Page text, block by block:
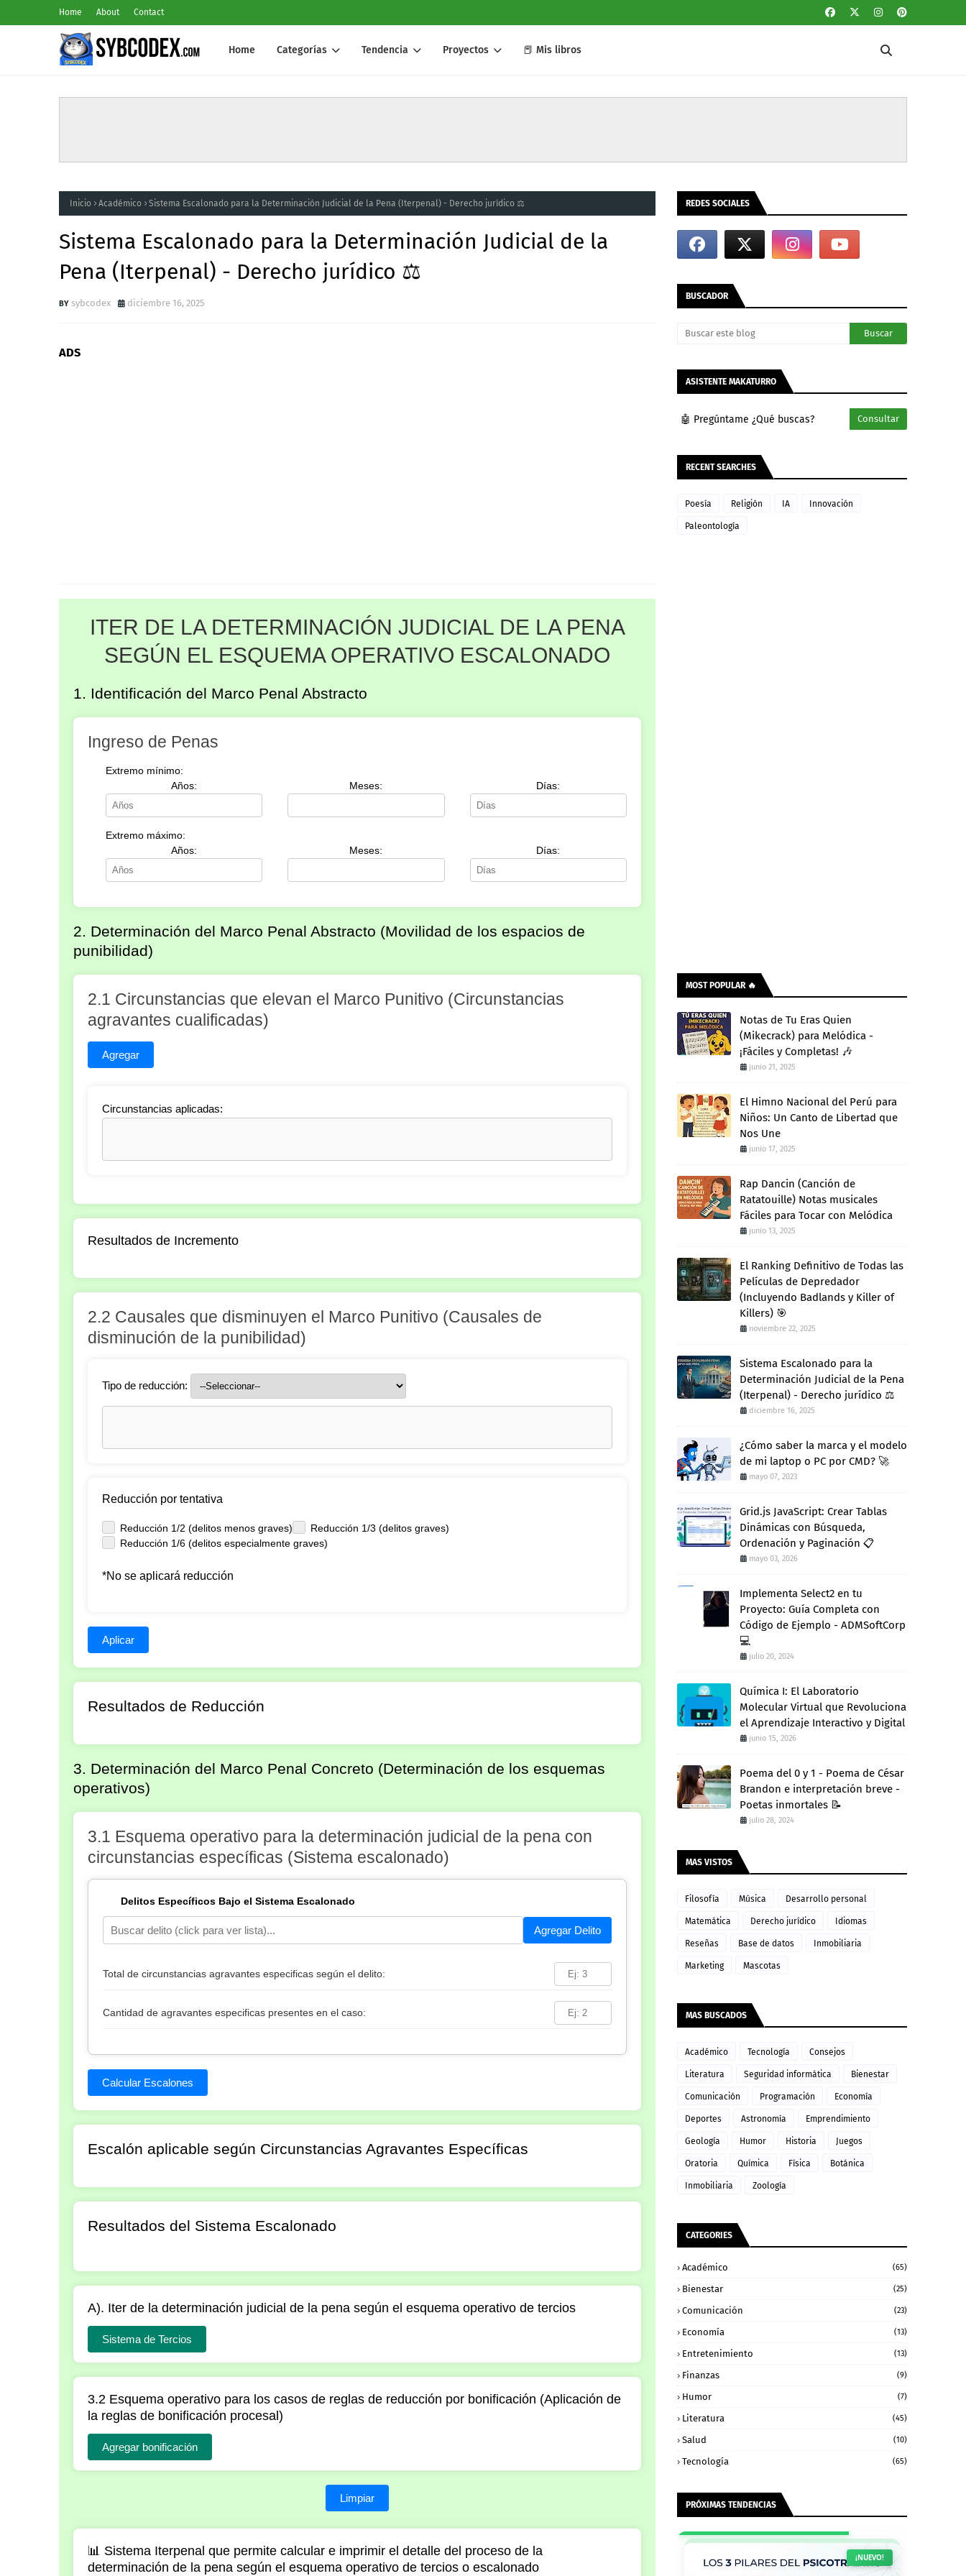
Home About Contact
Home Categorías Tendencia Proyectos 📕 Mis libros
Inicio Académico Sistema Escalonado para la Determinación Judicial de la Pena (Iterpenal) - Derecho jurídico ⚖️
Sistema Escalonado para la Determinación Judicial de la
Pena (Iterpenal) - Derecho jurídico ⚖️
sybcodex diciembre 16, 2025
ADS
ITER DE LA DETERMINACIÓN JUDICIAL DE LA PENA
SEGÚN EL ESQUEMA OPERATIVO ESCALONADO
1. Identificación del Marco Penal Abstracto
Ingreso de Penas
Extremo mínimo:
Años:
Meses: Días:
Extremo máximo:
Años:
Meses: Días:
2. Determinación del Marco Penal Abstracto (Movilidad de los espacios de
punibilidad)
2.1 Circunstancias que elevan el Marco Punitivo (Circunstancias
agravantes cualificadas)
Agregar
Circunstancias aplicadas:
Resultados de Incremento
2.2 Causales que disminuyen el Marco Punitivo (Causales de
disminución de la punibilidad)
Tipo de reducción:
Reducción por tentativa
Reducción 1/2 (delitos menos graves)
Reducción 1/3 (delitos graves)
Reducción 1/6 (delitos especialmente graves)
*No se aplicará reducción
Aplicar
Resultados de Reducción
3. Determinación del Marco Penal Concreto (Determinación de los esquemas
operativos)
3.1 Esquema operativo para la determinación judicial de la pena con
circunstancias específicas (Sistema escalonado)
Delitos Específicos Bajo el Sistema Escalonado
Agregar Delito
Total de circunstancias agravantes especificas según el delito:
Cantidad de agravantes especificas presentes en el caso:
Calcular Escalones
Escalón aplicable según Circunstancias Agravantes Específicas
Resultados del Sistema Escalonado
A). Iter de la determinación judicial de la pena según el esquema operativo de tercios
Sistema de Tercios
3.2 Esquema operativo para los casos de reglas de reducción por bonificación (Aplicación de
la reglas de bonificación procesal)
Agregar bonificación
Limpiar
📊 Sistema Iterpenal que permite calcular e imprimir el detalle del proceso de la
determinación de la pena según el esquema operativo de tercios o escalonado
REDES SOCIALES
BUSCADOR
ASISTENTE MAKATURRO
🤖 Pregúntame ¿Qué buscas? Consultar
RECENT SEARCHES
Poesía Religión IA Innovación
Paleontología
MOST POPULAR 🔥
Notas de Tu Eras Quien
(Mikecrack) para Melódica -
¡Fáciles y Completas! 🎶
junio 21, 2025
El Himno Nacional del Perú para
Niños: Un Canto de Libertad que
Nos Une
junio 17, 2025
Rap Dancin (Canción de
Ratatouille) Notas musicales
Fáciles para Tocar con Melódica
junio 13, 2025
El Ranking Definitivo de Todas las
Películas de Depredador
(Incluyendo Badlands y Killer of
Killers) 🎯
noviembre 22, 2025
Sistema Escalonado para la
Determinación Judicial de la Pena
(Iterpenal) - Derecho jurídico ⚖️
diciembre 16, 2025
¿Cómo saber la marca y el modelo
de mi laptop o PC por CMD? 🚀
mayo 07, 2023
Grid.js JavaScript: Crear Tablas
Dinámicas con Búsqueda,
Ordenación y Paginación 📋
mayo 03, 2026
Implementa Select2 en tu
Proyecto: Guía Completa con
Código de Ejemplo - ADMSoftCorp
💻
julio 20, 2024
Química I: El Laboratorio
Molecular Virtual que Revoluciona
el Aprendizaje Interactivo y Digital
junio 15, 2026
Poema del 0 y 1 - Poema de César
Brandon e interpretación breve -
Poetas inmortales 📝
julio 28, 2024
MAS VISTOS
Filosofía Música Desarrollo personal
Matemática Derecho jurídico Idiomas
Reseñas Base de datos Inmobiliaria
Marketing Mascotas
MAS BUSCADOS
Académico Tecnología Consejos
Literatura Seguridad informática Bienestar
Comunicación Programación Economía
Deportes Astronomía Emprendimiento
Geología Humor Historia Juegos
Oratoria Química Física Botánica
Inmobiliaria Zoología
CATEGORIES
Académico (65)
Bienestar (25)
Comunicación (23)
Economía (13)
Entretenimiento (13)
Finanzas (9)
Humor (7)
Literatura (45)
Salud (10)
Tecnología (65)
PRÓXIMAS TENDENCIAS
¡NUEVO!